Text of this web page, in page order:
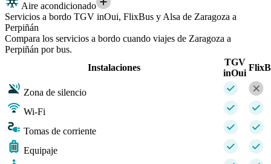
Aire acondicionado
Servicios a bordo TGV inOui, FlixBus y Alsa de Zaragoza a
Perpiñán
Compara los servicios a bordo cuando viajes de Zaragoza a
Perpiñán por bus.
Instalaciones
TGV
inOui
Zona de silencio
Wi-Fi
Tomas de corriente
Equipaje